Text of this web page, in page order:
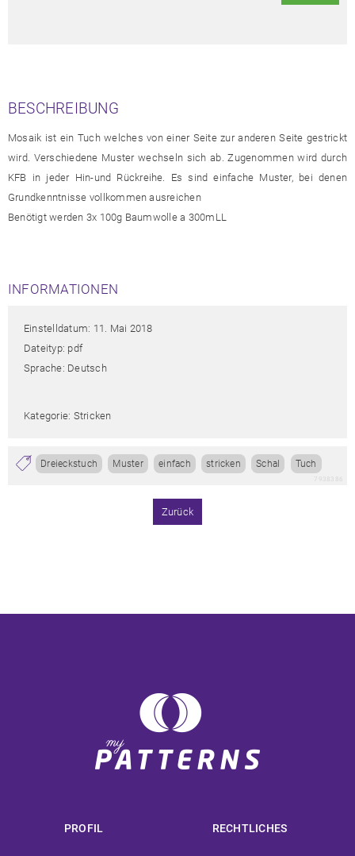
BESCHREIBUNG
Mosaik ist ein Tuch welches von einer Seite zur anderen Seite gestrickt
wird. Verschiedene Muster wechseln sich ab. Zugenommen wird durch
KFB in jeder Hin-und Rückreihe. Es sind einfache Muster, bei denen
Grundkenntnisse vollkommen ausreichen
Benötigt werden 3x 100g Baumwolle a 300mLL
INFORMATIONEN
Einstelldatum: 11. Mai 2018
Dateityp: pdf
Sprache: Deutsch
Kategorie: Stricken
Dreieckstuch Muster einfach stricken Schal Tuch
Zurück
PROFIL RECHTLICHES